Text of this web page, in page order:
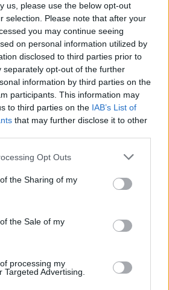
us, please use the below opt-out
selection. Please note that after your
you may continue seeing
on personal information utilized by
disclosed to third parties prior to
separately opt-out of the further
information by third parties on the
participants. This information may
to third parties on the IAB’s List of
that may further disclose it to other
app uses one or more Google
or usage behaviour. You may click to
to Google and its third-party tags to
specified purposes in below Google
Opt Outs
the Sharing of my
the Sale of my
processing my
Targeted Advertising.
értesülj a friss hírekről a
Követem
KÖVETKEZMÉNY
KRISZTIÁN